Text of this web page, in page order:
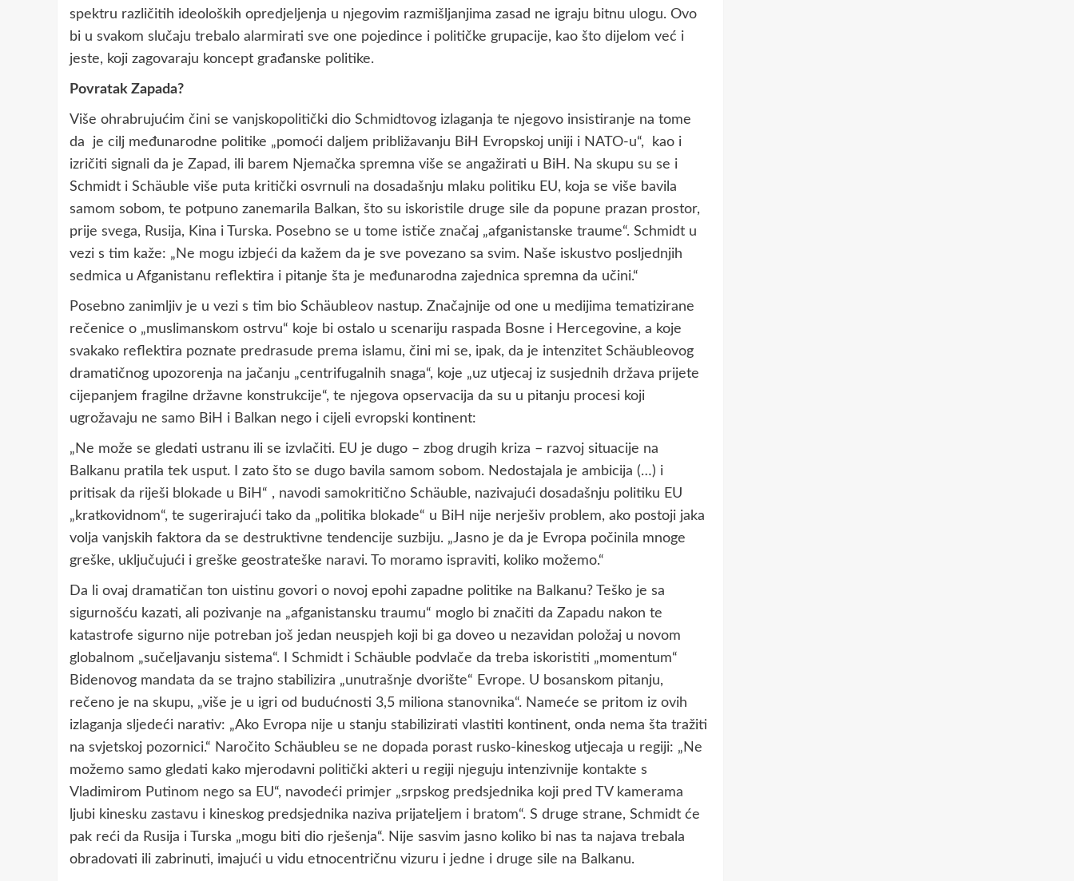
spektru različitih ideoloških opredjeljenja u njegovim razmišljanjima zasad ne igraju bitnu ulogu. Ovo
bi u svakom slučaju trebalo alarmirati sve one pojedince i političke grupacije, kao što dijelom već i
jeste, koji zagovaraju koncept građanske politike.
Povratak Zapada?
Više ohrabrujućim čini se vanjskopolitički dio Schmidtovog izlaganja te njegovo insistiranje na tome
da je cilj međunarodne politike „pomoći daljem približavanju BiH Evropskoj uniji i NATO-u“, kao i
izričiti signali da je Zapad, ili barem Njemačka spremna više se angažirati u BiH. Na skupu su se i
Schmidt i Schäuble više puta kritički osvrnuli na dosadašnju mlaku politiku EU, koja se više bavila
samom sobom, te potpuno zanemarila Balkan, što su iskoristile druge sile da popune prazan prostor,
prije svega, Rusija, Kina i Turska. Posebno se u tome ističe značaj „afganistanske traume“. Schmidt u
vezi s tim kaže: „Ne mogu izbjeći da kažem da je sve povezano sa svim. Naše iskustvo posljednjih
sedmica u Afganistanu reflektira i pitanje šta je međunarodna zajednica spremna da učini.“
Posebno zanimljiv je u vezi s tim bio Schäubleov nastup. Značajnije od one u medijima tematizirane
rečenice o „muslimanskom ostrvu“ koje bi ostalo u scenariju raspada Bosne i Hercegovine, a koje
svakako reflektira poznate predrasude prema islamu, čini mi se, ipak, da je intenzitet Schäubleovog
dramatičnog upozorenja na jačanju „centrifugalnih snaga“, koje „uz utjecaj iz susjednih država prijete
cijepanjem fragilne državne konstrukcije“, te njegova opservacija da su u pitanju procesi koji
ugrožavaju ne samo BiH i Balkan nego i cijeli evropski kontinent:
„Ne može se gledati ustranu ili se izvlačiti. EU je dugo – zbog drugih kriza – razvoj situacije na
Balkanu pratila tek usput. I zato što se dugo bavila samom sobom. Nedostajala je ambicija (…) i
pritisak da riješi blokade u BiH“ , navodi samokritično Schäuble, nazivajući dosadašnju politiku EU
„kratkovidnom“, te sugerirajući tako da „politika blokade“ u BiH nije nerješiv problem, ako postoji jaka
volja vanjskih faktora da se destruktivne tendencije suzbiju. „Jasno je da je Evropa počinila mnoge
greške, uključujući i greške geostrateške naravi. To moramo ispraviti, koliko možemo.“
Da li ovaj dramatičan ton uistinu govori o novoj epohi zapadne politike na Balkanu? Teško je sa
sigurnošću kazati, ali pozivanje na „afganistansku traumu“ moglo bi značiti da Zapadu nakon te
katastrofe sigurno nije potreban još jedan neuspjeh koji bi ga doveo u nezavidan položaj u novom
globalnom „sučeljavanju sistema“. I Schmidt i Schäuble podvlače da treba iskoristiti „momentum“
Bidenovog mandata da se trajno stabilizira „unutrašnje dvorište“ Evrope. U bosanskom pitanju,
rečeno je na skupu, „više je u igri od budućnosti 3,5 miliona stanovnika“. Nameće se pritom iz ovih
izlaganja sljedeći narativ: „Ako Evropa nije u stanju stabilizirati vlastiti kontinent, onda nema šta tražiti
na svjetskoj pozornici.“ Naročito Schäubleu se ne dopada porast rusko-kineskog utjecaja u regiji: „Ne
možemo samo gledati kako mjerodavni politički akteri u regiji njeguju intenzivnije kontakte s
Vladimirom Putinom nego sa EU“, navodeći primjer „srpskog predsjednika koji pred TV kamerama
ljubi kinesku zastavu i kineskog predsjednika naziva prijateljem i bratom“. S druge strane, Schmidt će
pak reći da Rusija i Turska „mogu biti dio rješenja“. Nije sasvim jasno koliko bi nas ta najava trebala
obradovati ili zabrinuti, imajući u vidu etnocentričnu vizuru i jedne i druge sile na Balkanu.